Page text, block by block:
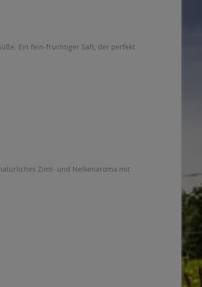
Ein fein-fruchtiger Saft, der perfekt
Zimt- und Nelkenaroma mit